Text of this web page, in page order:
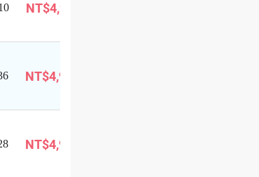
NT$4,999
NT$4,999
NT$4,999